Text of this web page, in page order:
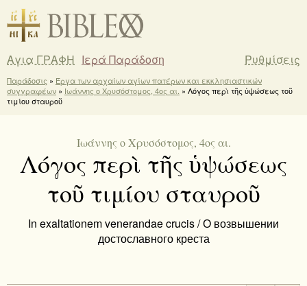
Αγια ΓΡΑΦΗ Ιερά Παράδοση Ρυθμίσεις
Παράδοσις » Έργα των αρχαίων αγίων πατέρων και εκκλησιαστικών
συγγραφέων » Ιωάννης ο Χρυσόστομος, 4ος αι. » Λόγος περὶ τῆς ὑψώσεως τοῦ
τιμίου σταυροῦ
Ιωάννης ο Χρυσόστομος, 4ος αι.
Λόγος περὶ τῆς ὑψώσεως
τοῦ τιμίου σταυροῦ
In exaltationem venerandae crucis / О возвышении
достославного креста